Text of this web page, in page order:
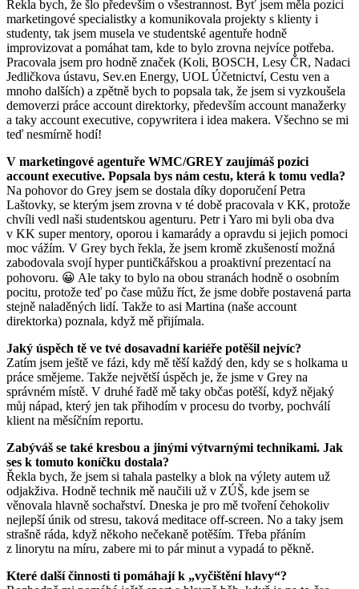
Řekla bych, že šlo především o všestrannost. Byť jsem měla pozici
marketingové specialistky a komunikovala projekty s klienty i
studenty, tak jsem musela ve studentské agentuře hodně
improvizovat a pomáhat tam, kde to bylo zrovna nejvíce potřeba.
Pracovala jsem pro hodně značek (Koli, BOSCH, Lesy ČR, Nadaci
Jedličkova ústavu, Sev.en Energy, UOL Účetnictví, Cestu ven a
mnoho dalších) a zpětně bych to popsala tak, že jsem si vyzkoušela
demoverzi práce account direktorky, především account manažerky
a taky account executive, copywritera i idea makera. Všechno se mi
teď nesmírně hodí!
V marketingové agentuře WMC/GREY zaujímáš pozici
account executive. Popsala bys nám cestu, která k tomu vedla?
Na pohovor do Grey jsem se dostala díky doporučení Petra
Laštovky, se kterým jsem zrovna v té době pracovala v KK, protože
chvíli vedl naši studentskou agenturu. Petr i Yaro mi byli oba dva
v KK super mentory, oporou i kamarády a opravdu si jejich pomoci
moc vážím. V Grey bych řekla, že jsem kromě zkušeností možná
zabodovala svojí hyper puntičkářskou a proaktivní prezentací na
pohovoru. 😀 Ale taky to bylo na obou stranách hodně o osobním
pocitu, protože teď po čase můžu říct, že jsme dobře postavená parta
stejně naladěných lidí. Takže to asi Martina (naše account
direktorka) poznala, když mě přijímala.
Jaký úspěch tě ve tvé dosavadní kariéře potěšil nejvíc?
Zatím jsem ještě ve fázi, kdy mě těší každý den, kdy se s holkama u
práce smějeme. Takže největší úspěch je, že jsme v Grey na
správném místě. V druhé řadě mě taky občas potěší, když nějaký
můj nápad, který jen tak přihodím v procesu do tvorby, pochválí
klient na měsíčním reportu.
Zabýváš se také kresbou a jinými výtvarnými technikami. Jak
ses k tomuto koníčku dostala?
Řekla bych, že jsem si tahala pastelky a blok na výlety autem už
odjakživa. Hodně technik mě naučili už v ZÚŠ, kde jsem se
věnovala hlavně sochařství. Dneska je pro mě tvoření čehokoliv
nejlepší únik od stresu, taková meditace off-screen. No a taky jsem
strašně ráda, když někoho nečekaně potěším. Třeba přáním
z linorytu na míru, zabere mi to pár minut a vypadá to pěkně.
Které další činnosti ti pomáhají k „vyčištění hlavy“?